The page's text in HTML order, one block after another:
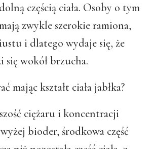
częścią ciała. Osoby o tym
zwykle szerokie ramiona,
i dlatego wydaje się, że
się wokół brzucha.
mając kształt ciała jabłka?
ciężaru i koncentracji
bioder, środkowa część